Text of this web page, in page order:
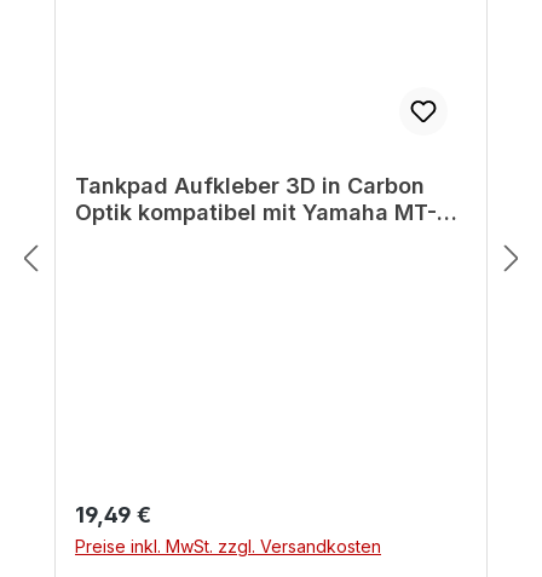
Tankpad Aufkleber 3D in Carbon
Optik kompatibel mit Yamaha MT-09
Regulärer Preis:
19,49 €
Preise inkl. MwSt. zzgl. Versandkosten